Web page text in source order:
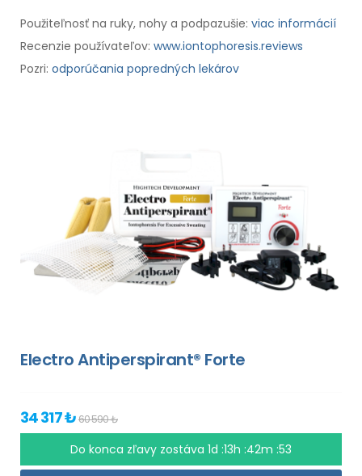
Použiteľnosť na ruky, nohy a podpazušie: viac informácií
Recenzie používateľov: www.iontophoresis.reviews
Pozri: odporúčania popredných lekárov
Electro Antiperspirant® Forte
34 317 ₺60 590 ₺
Do konca zľavy zostáva 1d :13h :42m :52